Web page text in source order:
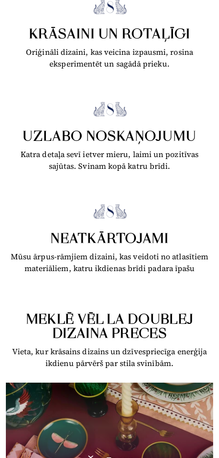
KRĀSAINI UN ROTAĻĪGI
Oriģināli dizaini, kas veicina izpausmi, rosina
eksperimentēt un sagādā prieku.
UZLABO NOSKAŅOJUMU
Katra detaļa sevī ietver mieru, laimi un pozitīvas
sajūtas. Svinam kopā katru brīdi.
NEATKĀRTOJAMI
Mūsu ārpus-rāmjiem dizaini, kas veidoti no atlasītiem
materiāliem, katru ikdienas brīdi padara īpašu
MEKLĒ VĒL LA DOUBLEJ
DIZAINA PRECES
Vieta, kur krāsains dizains un dzīvespriecīga enerģija
ikdienu pārvērš par stila svinībām.